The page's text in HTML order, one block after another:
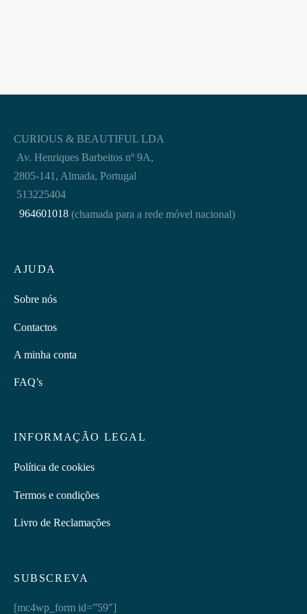
SUBSCREVA
[mc4wp_form id=”59″]
AJUDA
Sobre nós
Contactos
A minha conta
FAQ’s
INFORMAÇÃO LEGAL
Política de cookies
Termos e condições
Livro de Reclamações
CURIOUS & BEAUTIFUL LDA
Av. Henriques Barbeitos nº 9A,
2805-141, Almada, Portugal
513225404
964601018 (chamada para a rede móvel nacional)